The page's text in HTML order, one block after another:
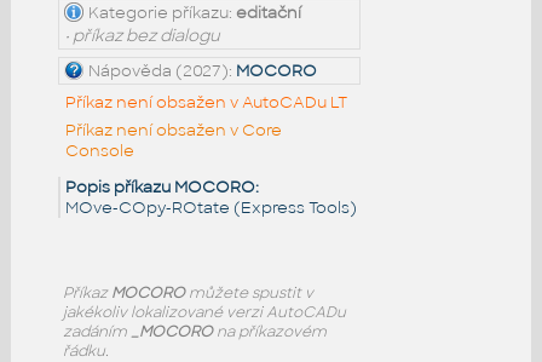
Kategorie příkazu: editační
• příkaz bez dialogu
Nápověda (2027): MOCORO
Příkaz není obsažen v AutoCADu LT
Příkaz není obsažen v Core
Console
Popis příkazu MOCORO:
MOve-COpy-ROtate (Express Tools)
PříkazMOCOROmůžete spustit v
jakékoliv lokalizované verzi AutoCADu
zadáním _MOCOROna příkazovém
řádku.